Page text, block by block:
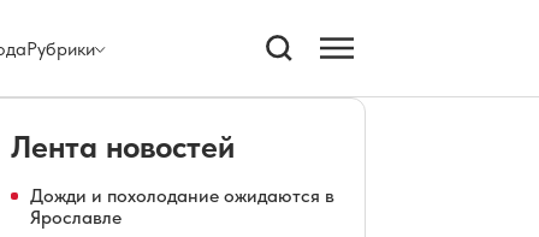
Рубрики
Лента новостей
Дожди и похолодание ожидаются в
Ярославле